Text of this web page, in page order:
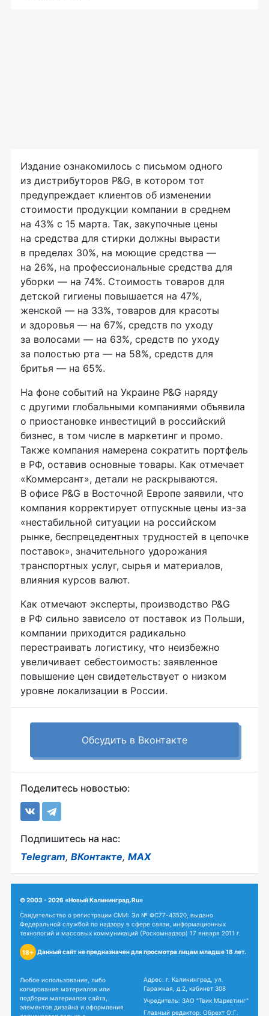
Издание ознакомилось с письмом одного
из дистрибуторов P&G, в котором тот
предупреждает клиентов об изменении
стоимости продукции компании в среднем
на 43% с 15 марта. Так, закупочные цены
на средства для стирки должны вырасти
в пределах 30%, на моющие средства —
на 26%, на профессиональные средства для
уборки — на 74%. Стоимость товаров для
детской гигиены повышается на 47%,
женской — на 33%, товаров для красоты
и здоровья — на 67%, средств по уходу
за волосами — на 63%, средств по уходу
за полостью рта — на 58%, средств для
бритья — на 65%.
На фоне событий на Украине P&G наряду
с другими глобальными компаниями объявила
о приостановке инвестиций в российский
бизнес, в том числе в маркетинг и промо.
Также компания намерена сократить портфель
в РФ, оставив основные товары. Как отмечает
«Коммерсант», детали не раскрываются.
В офисе P&G в Восточной Европе заявили, что
компания корректирует отпускные цены из-за
«нестабильной ситуации на российском
рынке, беспрецедентных трудностей в цепочке
поставок», значительного удорожания
транспортных услуг, сырья и материалов,
влияния курсов валют.
Как отмечают эксперты, производство P&G
в РФ сильно зависело от поставок из Польши,
компании приходится радикально
перестраивать логистику, что неизбежно
увеличивает себестоимость: заявленное
повышение цен свидетельствует о низком
уровне локализации в России.
Обсудить в Вконтакте
Поделитесь новостью:
Подпишитесь на нас:
Telegram, ВКонтакте, MAX
© 2003 - 2026 «Новый Калининград.Ru»
Свидетельство о регистрации СМИ: Эл № ФС77-43520, выдано
Федеральной службой по надзору в сфере связи, информационных
технологий и массовых коммуникаций (Роскомнадзор) 17 января 2011 г.
18+ Данный сайт не предназначен для просмотра лицам младше 18 лет.
Любое использование, либо
копирование материалов или
подборки материалов сайта,
элементов дизайна и оформления
Адрес: г. Калининград, ул.
Гаражная, д.2, кабинет 308
Учредитель: ЗАО "Твик Маркетинг"
Главный редактор: Обрехт О.Г.